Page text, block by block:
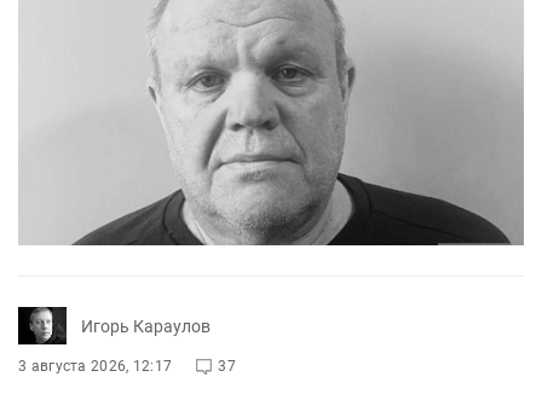
Игорь Караулов
3 августа 2026, 12:17 37